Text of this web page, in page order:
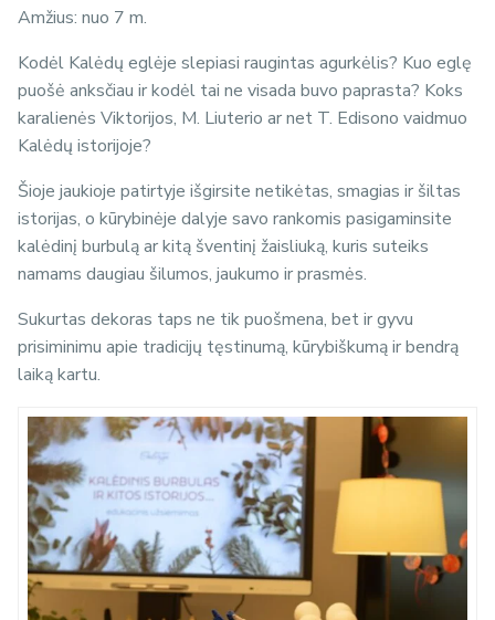
Amžius: nuo 7 m.
Kodėl Kalėdų eglėje slepiasi raugintas agurkėlis? Kuo eglę
puošė anksčiau ir kodėl tai ne visada buvo paprasta? Koks
karalienės Viktorijos, M. Liuterio ar net T. Edisono vaidmuo
Kalėdų istorijoje?
Šioje jaukioje patirtyje išgirsite netikėtas, smagias ir šiltas
istorijas, o kūrybinėje dalyje savo rankomis pasigaminsite
kalėdinį burbulą ar kitą šventinį žaisliuką, kuris suteiks
namams daugiau šilumos, jaukumo ir prasmės.
Sukurtas dekoras taps ne tik puošmena, bet ir gyvu
prisiminimu apie tradicijų tęstinumą, kūrybiškumą ir bendrą
laiką kartu.